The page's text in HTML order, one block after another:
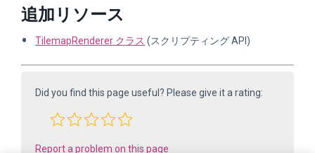
追加リソース
TilemapRenderer クラス (スクリプティング API)
Did you find this page useful? Please give it a rating:
Report a problem on this page